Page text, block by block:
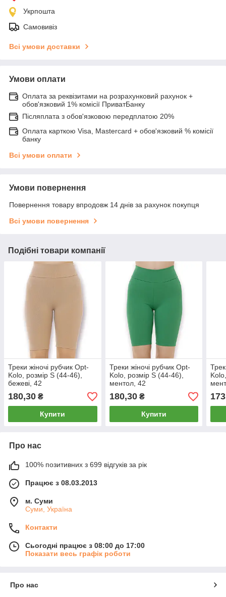
Укрпошта
Самовивіз
Всі умови доставки
Умови оплати
Оплата за реквізитами на розрахунковий рахунок +
обов'язковий 1% комісії ПриватБанку
Післяплата з обов'язковою передплатою 20%
Оплата карткою Visa, Mastercard + обов'язковий % комісії
банку
Всі умови оплати
Умови повернення
Повернення товару впродовж 14 днів за рахунок покупця
Всі умови повернення
Подібні товари компанії
Треки жіночі рубчик Opt-
Kolo, розмір S (44-46),
бежеві, 42
180,30 ₴
Купити
Треки жіночі рубчик Opt-
Kolo, розмір S (44-46),
ментол, 42
180,30₴
Купити
Про нас
100% позитивних з 699 відгуків за рік
Працює з 08.03.2013
м. Суми
Суми, Україна
Контакти
Сьогодні працює з 08:00 до 17:00
Показати весь графік роботи
Про нас